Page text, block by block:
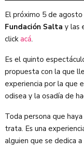
El próximo 5 de agosto
Fundación Salta y las
click acá.
Es el quinto
propuesta con la que
experiencia por la que
odisea y la osadía de
Toda persona que
trata. Es una
alguien que se dedica